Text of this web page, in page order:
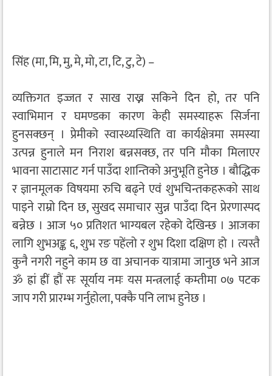
सिंह (मा, मि, मु, मे, मो, टा, टि, टु, टे) –
व्यक्तिगत इज्जत र साख राख्न सकिने दिन हो, तर पनि
स्वाभिमान र घमण्डका कारण केही समस्याहरू सिर्जना
हुनसक्छन् । प्रेमीको स्वास्थ्यस्थिति वा कार्यक्षेत्रमा समस्या
उत्पन्न हुनाले मन निराश बन्नसक्छ, तर पनि मौका मिलाएर
भावना साटासाट गर्न पाउँदा शान्तिको अनुभूति हुनेछ । बौद्धिक
र ज्ञानमूलक विषयमा रुचि बढ्ने एवं शुभचिन्तकहरूको साथ
पाइने राम्रो दिन छ, सुखद समाचार सुन्न पाउँदा दिन प्रेरणास्पद
बन्नेछ । आज ५० प्रतिशत भाग्यबल रहेको देखिन्छ । आजका
लागि शुभअङ्क ६, शुभ रङ पहेंलो र शुभ दिशा दक्षिण हो । त्यस्तै
कुनै नगरी नहुने काम छ वा अचानक यात्रामा जानुछ भने आज
ॐ ह्रां ह्रीं ह्रौं सः सूर्याय नमः यस मन्त्रलाई कम्तीमा ०७ पटक
जाप गरी प्रारम्भ गर्नुहोला, पक्कै पनि लाभ हुनेछ ।